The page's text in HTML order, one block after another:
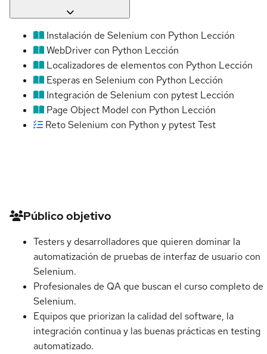
Instalación de Selenium con Python Lección
WebDriver con Python Lección
Localizadores de elementos con Python Lección
Esperas en Selenium con Python Lección
Integración de Selenium con pytest Lección
Page Object Model con Python Lección
Reto Selenium con Python y pytestTest
Detalles del curso
Público objetivo
Testers y desarrolladores que quieren dominar la
automatización de pruebas de interfaz de usuario con
Selenium.
Profesionales de QA que buscan el curso completo de
Selenium.
Equipos que priorizan la calidad del software, la
integración continua y las buenas prácticas en testing
automatizado.